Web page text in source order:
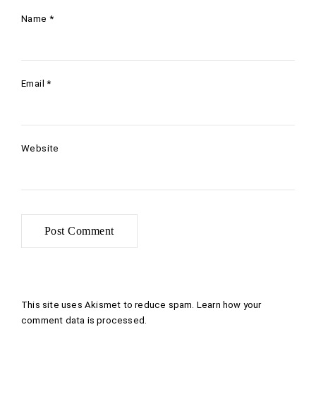
Name *
Email*
Website
This site uses Akismet to reduce spam. Learn how your
comment data is processed